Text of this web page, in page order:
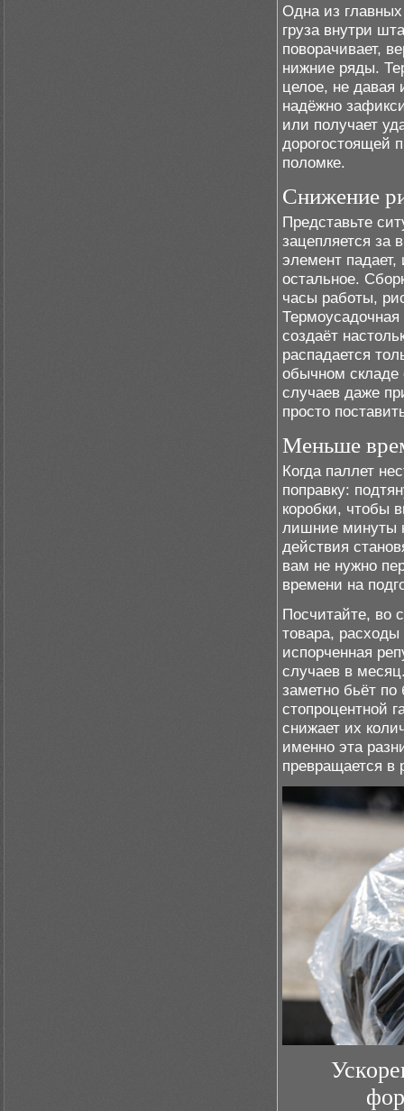
Одна из
груза внутри
поворачивает,
нижние ряды.
целое, не давая
надёжно
или получает
дорогостоящей
поломке.
Снижение
Представьте
зацепляется
элемент
остальное.
часы работы,
создаёт
распадается
обычном складе
случаев даже
просто
Меньше
Когда паллет
поправку:
коробки, чтобы
лишние минуты
действия
вам не нужно
времени на
Посчитайте, во
товара, расходы
испорченная
случаев в
заметно бьёт
стопроцентной
снижает их
именно эта
превращается